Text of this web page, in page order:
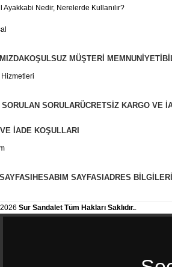
Ayakkabi Nedir, Nerelerde Kullanılır?
KOŞULSUZ MÜŞTERI MEMNUNIYETI
SORULARÜCRETSIZ KARGO VE
İADE KOŞULLARI
HESABIM SAYFASI ADRES
2026 Sur Sandalet Tüm Hakları Saklıdır..